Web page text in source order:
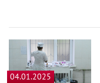
04.01.2025